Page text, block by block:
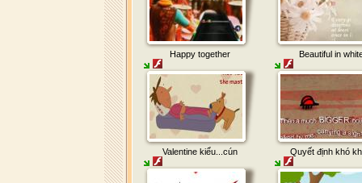
Happy together Beautiful in
Valentine kiểu...cún Quyết định khó